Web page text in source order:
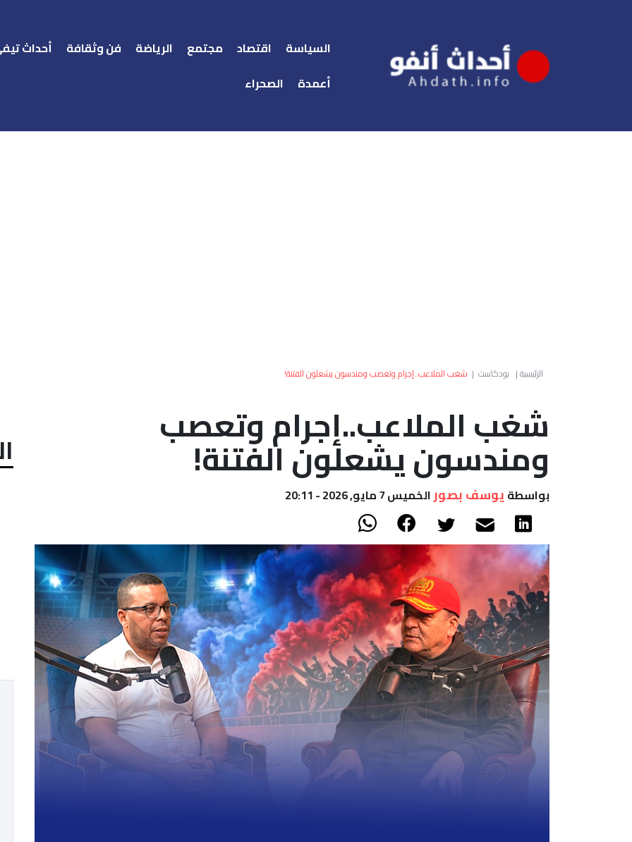
السياسة اقتصاد مجتمع الرياضة فن وثقافة أحداث
أعمدة
الصحراء
الرئيسية| بودكاست | شغب الملاعب..إجرام وتعصب ومندسون يشعلون الفتنة!
شغب الملاعب..إجرام وتعصب
ومندسون يشعلون الفتنة!
بواسطةيوسف بصورالخميس 7 مايو, 2026 - 20:11